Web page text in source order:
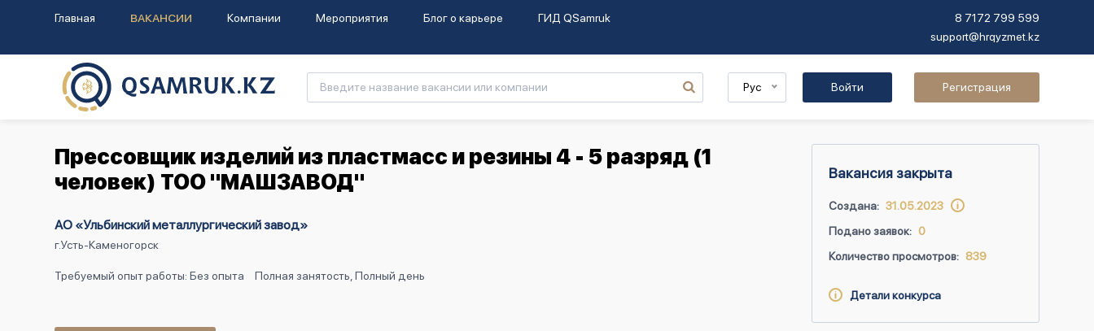
Главная ВАКАНСИИ Компании Мероприятия Блог о карьере ГИД QSamruk
8 7172 799 599
support@hrqyzmet.kz
Рус Войти Регистрация
Прессовщик изделий из пластмасс и резины 4 - 5 разряд (1
человек) ТОО "МАШЗАВОД"
АО «Ульбинский металлургический завод»
г.Усть-Каменогорск
Требуемый опыт работы: Без опыта Полная занятость, Полный день
Вакансия закрыта
Создана: 31.05.2023
Подано заявок: 0
Количество просмотров: 839
Детали конкурса